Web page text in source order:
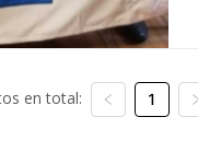
en total: 1